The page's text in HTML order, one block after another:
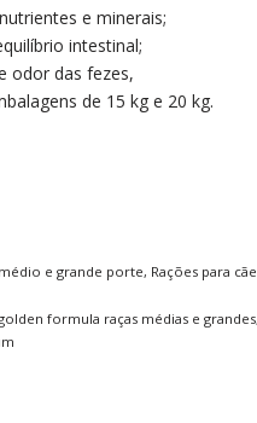
e minerais;
intestinal;
odor das fezes,
de 15 kg e 20 kg.
e grande porte, Rações para
formula raças médias e grandes